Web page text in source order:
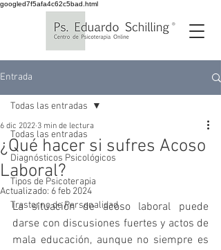
googled7f5afa4c62c5bad.html
Entrada
Todas las entradas
Diagnósticos Psicológicos
Tipos de Psicoterapia
Trastorno de Personalidad
Todas las entradas
¿Qué hacer si sufres Acoso
Laboral?
6 dic 2022 3 min de lectura
Actualizado: 6 feb 2024
La situación de acoso laboral puede
darse con discusiones fuertes y actos de
mala educación, aunque no siempre es